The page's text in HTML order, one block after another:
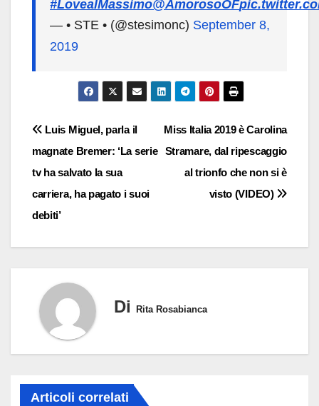
#LovealMassimo@AmorosoOF
— • STE • (@stesimonc) September 8,
2019
Navigazione
articoli
Miss Italia 2019 è Carolina
Stramare, dal ripescaggio
al trionfo che non si è
visto (VIDEO)
Luis Miguel, parla il
magnate Bremer: ‘La serie
tv ha salvato la sua
carriera, ha pagato i suoi
debiti’
Di Rita Rosabianca
Articoli correlati